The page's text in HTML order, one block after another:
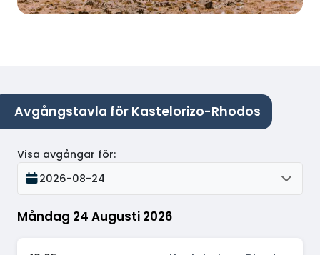
Avgångstavla för Kastelorizo-Rhodos
Måndag 24 Augusti 2026
Visa avgångar för:
2026-08-24